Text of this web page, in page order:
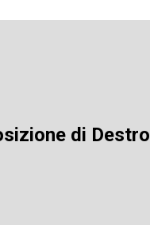
di Destro